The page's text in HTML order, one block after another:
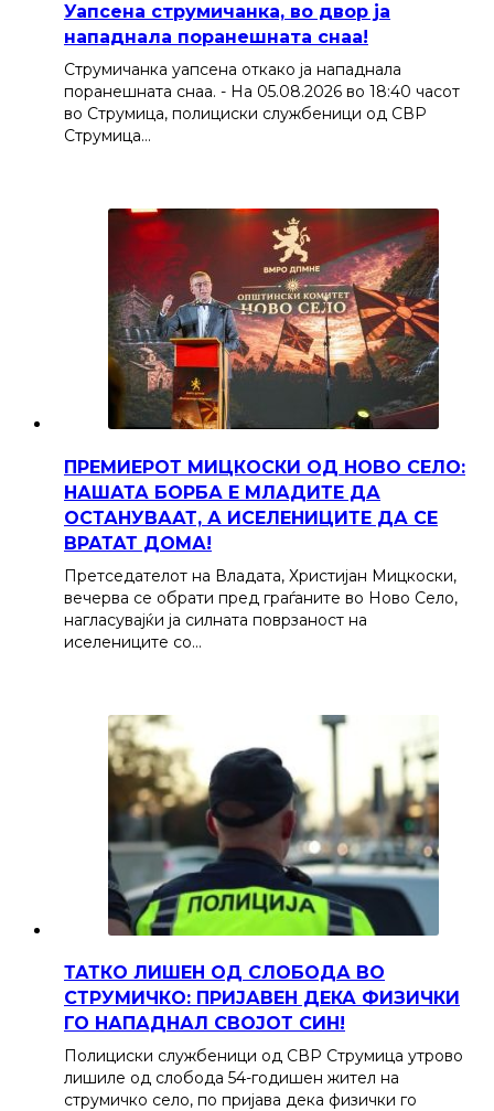
Уапсена струмичанка, во двор ја
нападнала поранешната снаа!
Струмичанка уапсена откако ја нападнала
поранешната снаа. - На 05.08.2026 во 18:40 часот
во Струмица, полициски службеници од СВР
Струмица…
ПРЕМИЕРОТ МИЦКОСКИ ОД НОВО СЕЛО:
НАШАТА БОРБА Е МЛАДИТЕ ДА
ОСТАНУВААТ, А ИСЕЛЕНИЦИТЕ ДА СЕ
ВРАТАТ ДОМА!
Претседателот на Владата, Христијан Мицкоски,
вечерва се обрати пред граѓаните во Ново Село,
нагласувајќи ја силната поврзаност на
иселениците со…
ТАТКО ЛИШЕН ОД СЛОБОДА ВО
СТРУМИЧКО: ПРИЈАВЕН ДЕКА ФИЗИЧКИ
ГО НАПАДНАЛ СВОЈОТ СИН!
Полициски службеници од СВР Струмица утрово
лишиле од слобода 54-годишен жител на
струмичко село, по пријава дека физички го